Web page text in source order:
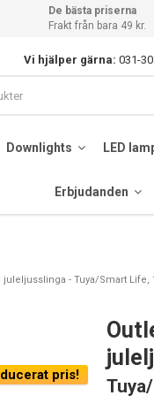
De bästa priserna
Frakt från bara 49 kr.
Vi hjälper gärna: 031-
Downlights LED
Erbjudanden
- Tuya/Smart Life,
pris!